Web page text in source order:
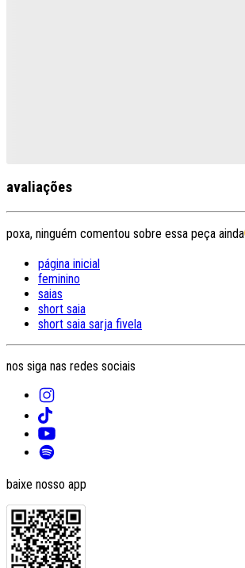
avaliações
poxa, ninguém comentou sobre essa peça ainda
página inicial
feminino
saias
short saia
short saia sarja fivela
nos siga nas redes sociais
baixe nosso app